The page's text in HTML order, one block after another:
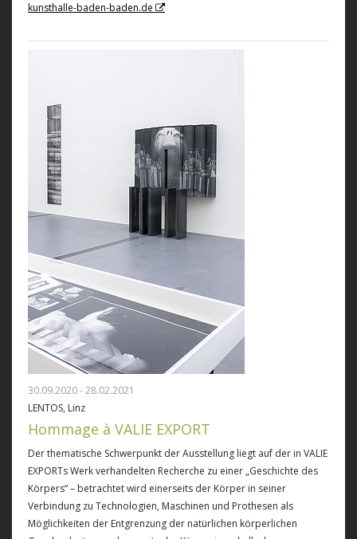
kunsthalle-baden-baden.de
30.09.2020 - 28.02.2021
LENTOS, Linz
Hommage à VALIE EXPORT
Der thematische Schwerpunkt der Ausstellung liegt auf der in VALIE
EXPORTs Werk verhandelten Recherche zu einer „Geschichte des
Körpers“ – betrachtet wird einerseits der Körper in seiner
Verbindung zu Technologien, Maschinen und Prothesen als
Möglichkeiten der Entgrenzung der natürlichen körperlichen